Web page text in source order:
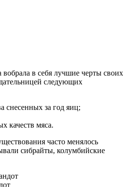
вобрала в себя лучшие черты своих
следующих
снесенных за год яиц;
качеств мяса.
часто менялось
сибрайты, колумбийские